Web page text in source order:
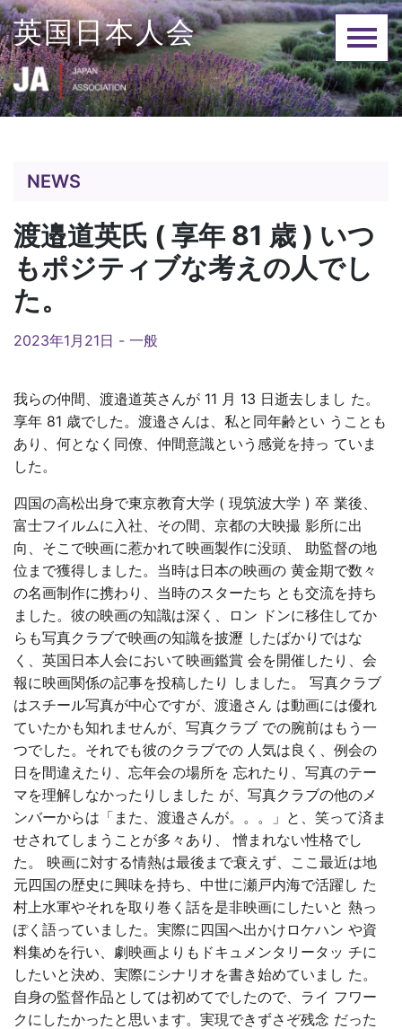
Skip
to
content
英国日本人会
NEWS
渡邉道英氏 ( 享年 81 歳 ) いつ
もポジティブな考えの人でし
た。
2023年1月21日 - 一般
我らの仲間、渡邉道英さんが 11 月 13 日逝去しまし た。
享年 81 歳でした。渡邉さんは、私と同年齢とい うことも
あり、何となく同僚、仲間意識という感覚を持っ ていま
した。
四国の高松出身で東京教育大学 ( 現筑波大学 ) 卒 業後、
富士フイルムに入社、その間、京都の大映撮 影所に出
向、そこで映画に惹かれて映画製作に没頭、 助監督の地
位まで獲得しました。当時は日本の映画の 黄金期で数々
の名画制作に携わり、当時のスターたち とも交流を持ち
ました。彼の映画の知識は深く、ロン ドンに移住してか
らも写真クラブで映画の知識を披瀝 したばかりではな
く、英国日本人会において映画鑑賞 会を開催したり、会
報に映画関係の記事を投稿したり しました。 写真クラブ
はスチール写真が中心ですが、渡邉さん は動画には優れ
ていたかも知れませんが、写真クラブ での腕前はもう一
つでした。それでも彼のクラブでの 人気は良く、例会の
日を間違えたり、忘年会の場所を 忘れたり、写真のテー
マを理解しなかったりしました が、写真クラブの他のメ
ンバーからは「また、渡邉さんが。。。」と、笑って済ま
せされてしまうことが多々あり、 憎まれない性格でし
た。 映画に対する情熱は最後まで衰えず、ここ最近は地
元四国の歴史に興味を持ち、中世に瀬戸内海で活躍し た
村上水軍やそれを取り巻く話を是非映画にしたいと 熱っ
ぽく語っていました。実際に四国へ出かけロケハン や資
料集めを行い、劇映画よりもドキュメンタリータッ チに
したいと決め、実際にシナリオを書き始めていまし た。
自身の監督作品としては初めてでしたので、ライ フワー
クにしたかったと思います。実現できずさぞ残念 だった